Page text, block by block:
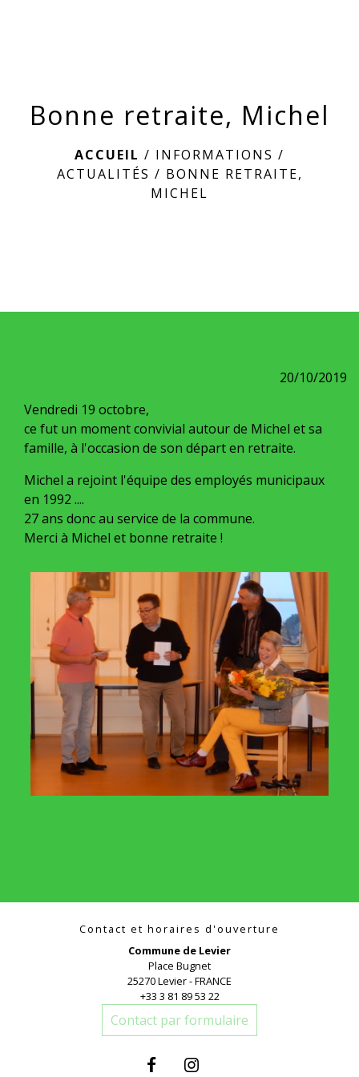
Bonne retraite, Michel
ACCUEIL / INFORMATIONS /
ACTUALITÉS / BONNE RETRAITE,
MICHEL
20/10/2019
Vendredi 19 octobre,
ce fut un moment convivial autour de Michel et sa
famille, à l'occasion de son départ en retraite.
Michel a rejoint l'équipe des employés municipaux
en 1992 ....
27 ans donc au service de la commune.
Merci à Michel et bonne retraite !
Contact et horaires d'ouverture
Commune de Levier
Place Bugnet
25270 Levier - FRANCE
+33 3 81 89 53 22
Contact par formulaire